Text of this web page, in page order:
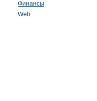
Финансы
Web